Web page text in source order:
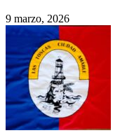
9 marzo, 2026